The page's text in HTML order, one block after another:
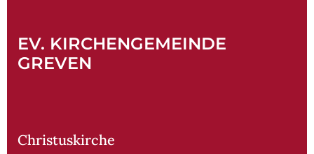
EV. KIRCHENGEMEINDE
GREVEN
Christuskirche